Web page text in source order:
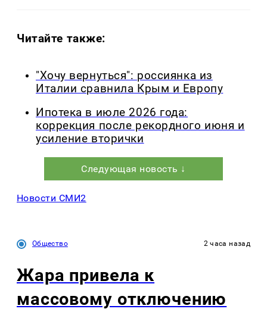
Читайте также:
"Хочу вернуться": россиянка из
Италии сравнила Крым и Европу
Ипотека в июле 2026 года:
коррекция после рекордного июня и
усиление вторички
Следующая новость ↓
Новости СМИ2
Общество 2 часа назад
Жара привела к
массовому отключению